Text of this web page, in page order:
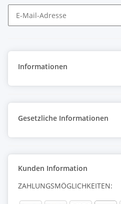
Informationen
Gesetzliche Informationen
Kunden Information
ZAHLUNGSMÖGLICHKEITEN: